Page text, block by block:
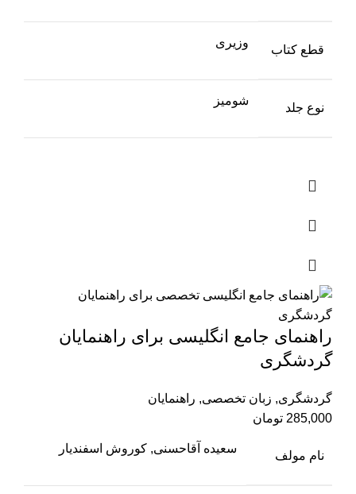
قطع کتاب
وزیری
نوع جلد
شومیز
راهنمای جامع انگلیسی برای راهنمایان
گردشگری
گردشگری, زبان تخصصی, راهنمایان
285,000 تومان
نام مولف
سعیده آقا‌حسنی, کوروش اسفندیار